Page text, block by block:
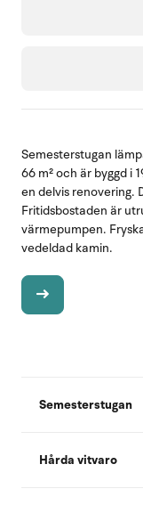
Semesterstugan
66 m² och är byggd i
en delvis renovering.
Fritidsbostaden är
värmepumpen.
vedeldad kamin.
Semesterstugan
Hårda vitvaro